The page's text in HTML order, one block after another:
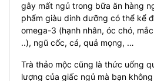
gây mất ngủ trong bữa ăn hàng
phẩm giàu dinh dưỡng có thể kể
omega-3 (hạnh nhân, óc chó,
..), ngũ cốc, cá, quả mọng, …
Trà thảo mộc cũng là thức uống
lượng của giấc ngủ mà bạn